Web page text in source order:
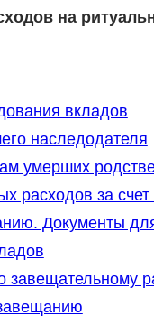
на
вкладов
наследодателя
умерших
расходов за счет
Документы
завещательному